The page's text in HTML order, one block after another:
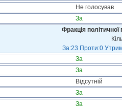
Не голосував
За
Фракція
За:23 Проти:0
За
За
Відсутній
За
За